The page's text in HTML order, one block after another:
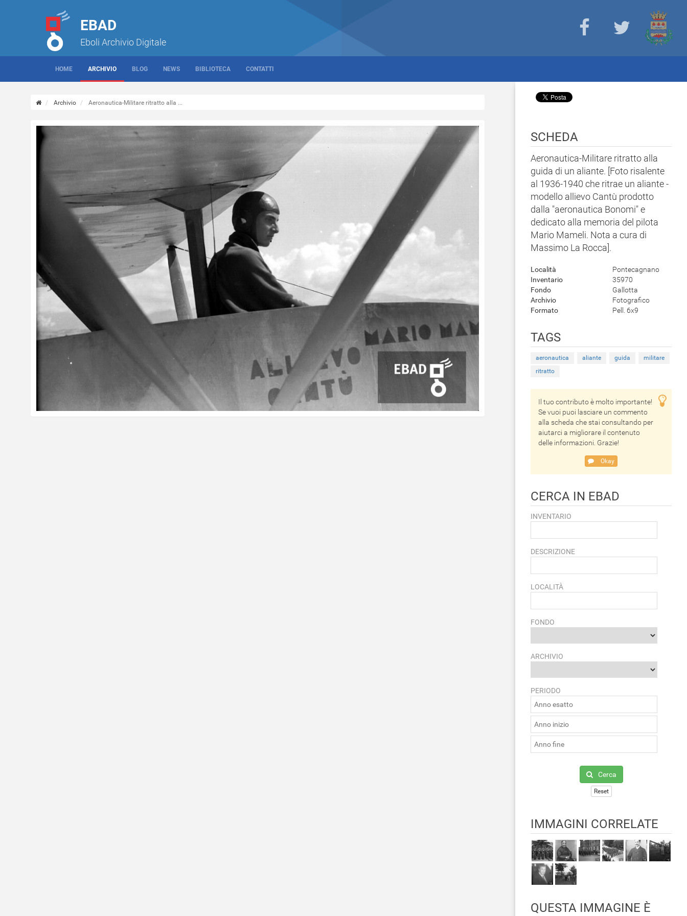
EBAD
Eboli Archivio Digitale
HOME ARCHIVIO BLOG NEWS BIBLIOTECA CONTATTI
Archivio Aeronautica-Militare ritratto alla ...
SCHEDA
Aeronautica-Militare ritratto alla
guida di un aliante. [Foto risalente
al 1936-1940 che ritrae un aliante -
modello allievo Cantù prodotto
dalla "aeronautica Bonomi" e
dedicato alla memoria del pilota
Mario Mameli. Nota a cura di
Massimo La Rocca].
Località
Pontecagnano
Inventario
35970
Fondo
Gallotta
Archivio
Fotografico
Formato
Pell. 6x9
TAGS
aeronautica aliante guida
militare
ritratto
Il tuo contributo è molto importante!
Se vuoi puoi lasciare un commento
alla scheda che stai consultando per
aiutarci a migliorare il contenuto
delle informazioni. Grazie!
Okay
CERCA IN EBAD
INVENTARIO
DESCRIZIONE
LOCALITÀ
FONDO
ARCHIVIO
PERIODO
Cerca
Reset
IMMAGINI CORRELATE
QUESTA IMMAGINE È